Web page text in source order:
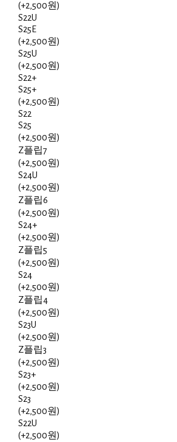
(+2,500원)
S22U
S25E
(+2,500원)
S25U
(+2,500원)
S22+
S25+
(+2,500원)
S22
S25
(+2,500원)
Z플립7
(+2,500원)
S24U
(+2,500원)
Z플립6
(+2,500원)
S24+
(+2,500원)
Z플립5
(+2,500원)
S24
(+2,500원)
Z플립4
(+2,500원)
S23U
(+2,500원)
Z플립3
(+2,500원)
S23+
(+2,500원)
S23
(+2,500원)
S22U
(+2,500원)